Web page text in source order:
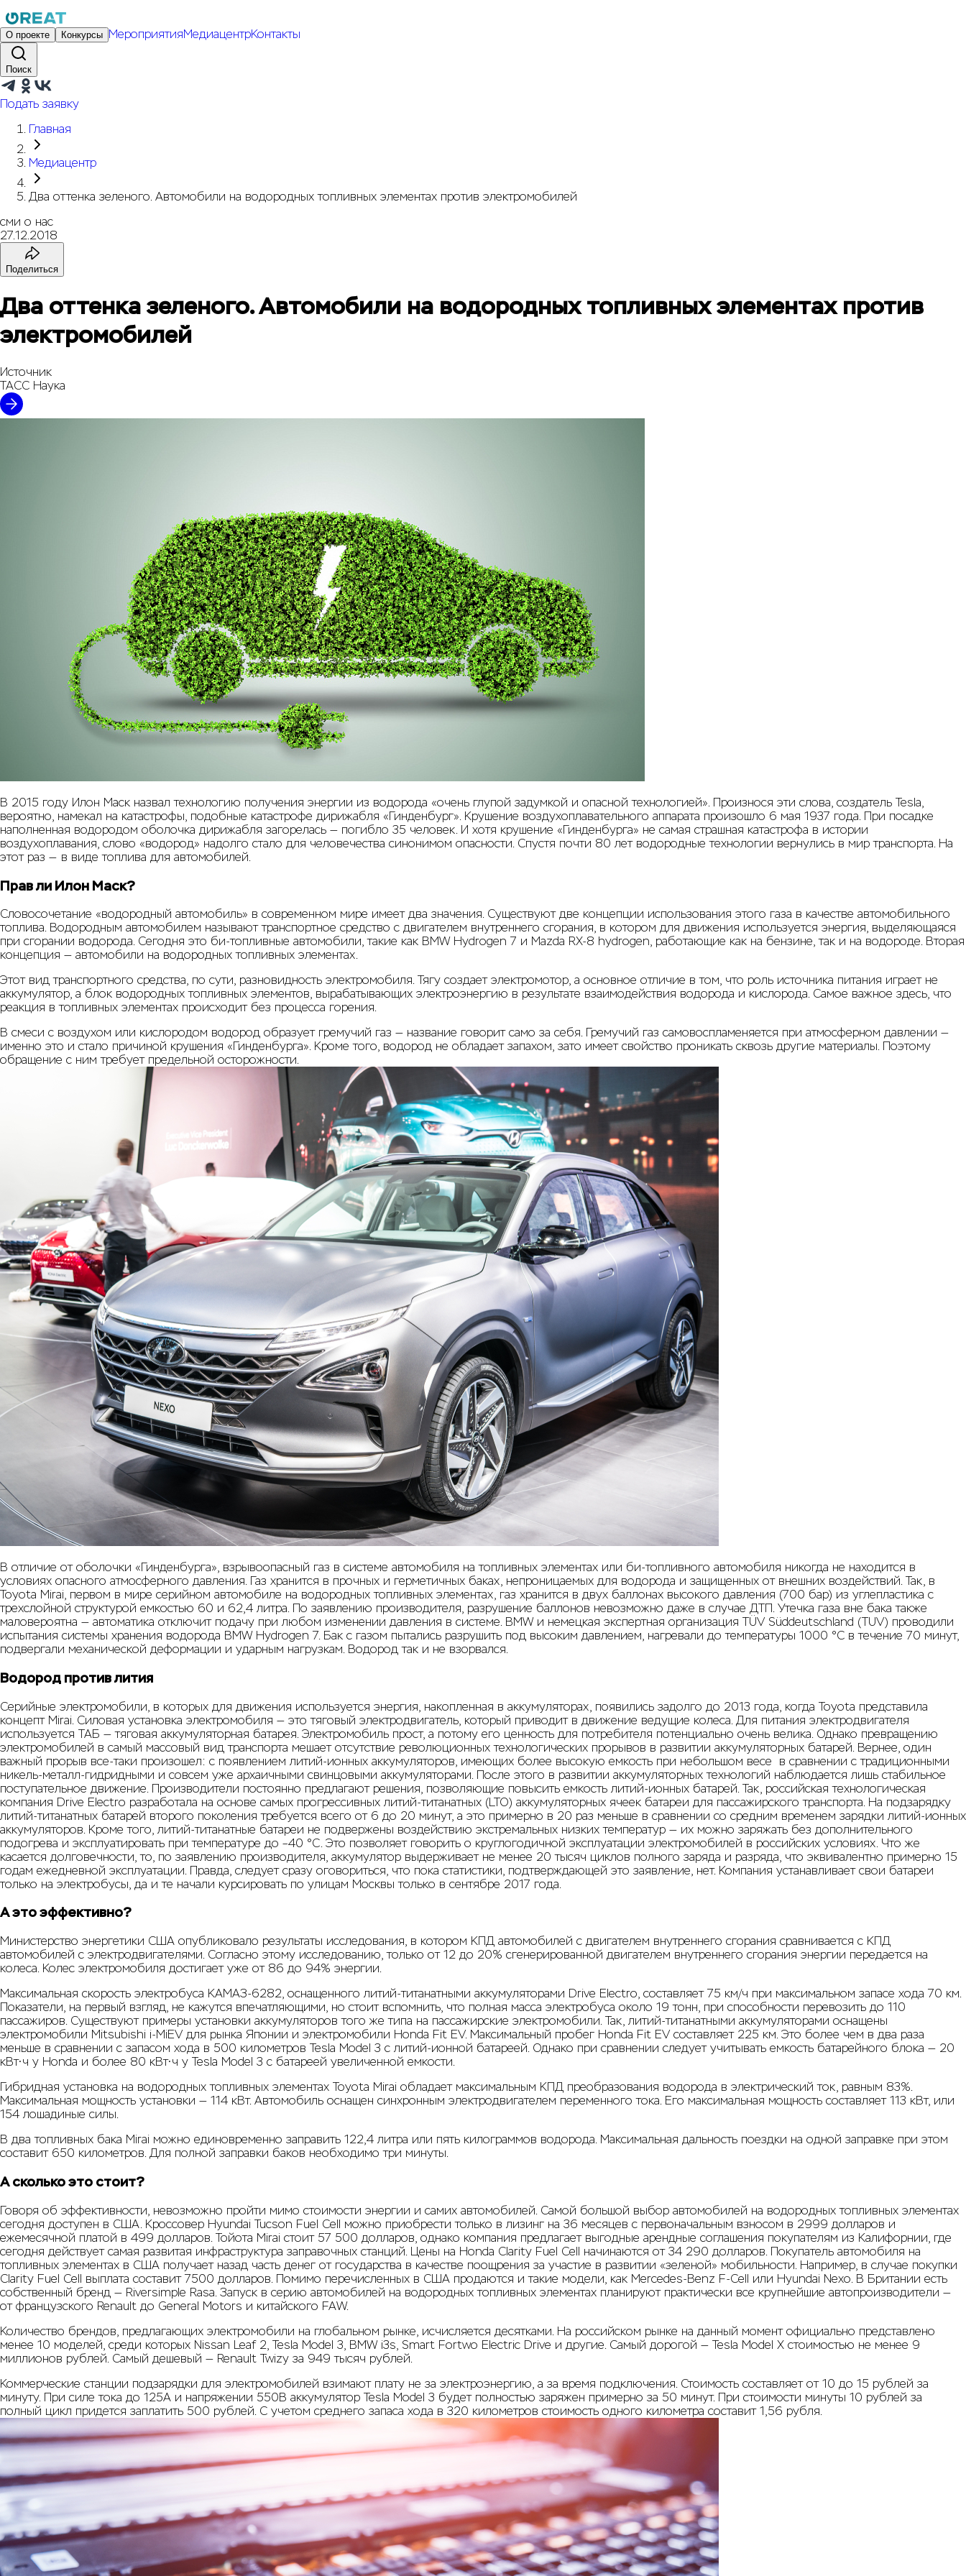
О проекте Конкурсы МероприятияМедиацентрКонтакты
Поиск
Подать заявку
Главная
Медиацентр
Два оттенка зеленого. Автомобили на водородных топливных элементах против электромобилей
сми о нас
27.12.2018
Поделиться
Два оттенка зеленого. Автомобили на водородных топливных элементах против
электромобилей
Источник
ТАСС Наука
В 2015 году Илон Маск назвал технологию получения энергии из водорода «очень глупой задумкой и опасной технологией». Произнося эти слова, создатель Tesla,
вероятно, намекал на катастрофы, подобные катастрофе дирижабля «Гинденбург». Крушение воздухоплавательного аппарата произошло 6 мая 1937 года. При посадке
наполненная водородом оболочка дирижабля загорелась — погибло 35 человек. И хотя крушение «Гинденбурга» не самая страшная катастрофа в истории
воздухоплавания, слово «водород» надолго стало для человечества синонимом опасности. Спустя почти 80 лет водородные технологии вернулись в мир транспорта. На
этот раз — в виде топлива для автомобилей.
Прав ли Илон Маск?
Словосочетание «водородный автомобиль» в современном мире имеет два значения. Существуют две концепции использования этого газа в качестве автомобильного
топлива. Водородным автомобилем называют транспортное средство с двигателем внутреннего сгорания, в котором для движения используется энергия, выделяющаяся
при сгорании водорода. Сегодня это би-топливные автомобили, такие как BMW Hydrogen 7 и Mazda RX-8 hydrogen, работающие как на бензине, так и на водороде. Вторая
концепция — автомобили на водородных топливных элементах.
Этот вид транспортного средства, по сути, разновидность электромобиля. Тягу создает электромотор, а основное отличие в том, что роль источника питания играет не
аккумулятор, а блок водородных топливных элементов, вырабатывающих электроэнергию в результате взаимодействия водорода и кислорода. Самое важное здесь, что
реакция в топливных элементах происходит без процесса горения.
В смеси с воздухом или кислородом водород образует гремучий газ — название говорит само за себя. Гремучий газ самовоспламеняется при атмосферном давлении —
именно это и стало причиной крушения «Гинденбурга». Кроме того, водород не обладает запахом, зато имеет свойство проникать сквозь другие материалы. Поэтому
обращение с ним требует предельной осторожности.
В отличие от оболочки «Гинденбурга», взрывоопасный газ в системе автомобиля на топливных элементах или би-топливного автомобиля никогда не находится в
условиях опасного атмосферного давления. Газ хранится в прочных и герметичных баках, непроницаемых для водорода и защищенных от внешних воздействий. Так, в
Toyota Mirai, первом в мире серийном автомобиле на водородных топливных элементах, газ хранится в двух баллонах высокого давления (700 бар) из углепластика с
трехслойной структурой емкостью 60 и 62,4 литра. По заявлению производителя, разрушение баллонов невозможно даже в случае ДТП. Утечка газа вне бака также
маловероятна — автоматика отключит подачу при любом изменении давления в системе. BMW и немецкая экспертная организация TÜV Süddeutschland (TUV) проводили
испытания системы хранения водорода BMW Hydrogen 7. Бак с газом пытались разрушить под высоким давлением, нагревали до температуры 1000 °C в течение 70 минут,
подвергали механической деформации и ударным нагрузкам. Водород так и не взорвался.
Водород против лития
Серийные электромобили, в которых для движения используется энергия, накопленная в аккумуляторах, появились задолго до 2013 года, когда Toyota представила
концепт Mirai. Силовая установка электромобиля — это тяговый электродвигатель, который приводит в движение ведущие колеса. Для питания электродвигателя
используется ТАБ — тяговая аккумуляторная батарея. Электромобиль прост, а потому его ценность для потребителя потенциально очень велика. Однако превращению
электромобилей в самый массовый вид транспорта мешает отсутствие революционных технологических прорывов в развитии аккумуляторных батарей. Вернее, один
важный прорыв все-таки произошел: с появлением литий-ионных аккумуляторов, имеющих более высокую емкость при небольшом весе в сравнении с традиционными
никель-металл-гидридными и совсем уже архаичными свинцовыми аккумуляторами. После этого в развитии аккумуляторных технологий наблюдается лишь стабильное
поступательное движение. Производители постоянно предлагают решения, позволяющие повысить емкость литий-ионных батарей. Так, российская технологическая
компания Drive Electro разработала на основе самых прогрессивных литий-титанатных (LTO) аккумуляторных ячеек батареи для пассажирского транспорта. На подзарядку
литий-титанатных батарей второго поколения требуется всего от 6 до 20 минут, а это примерно в 20 раз меньше в сравнении со средним временем зарядки литий-ионных
аккумуляторов. Кроме того, литий-титанатные батареи не подвержены воздействию экстремальных низких температур — их можно заряжать без дополнительного
подогрева и эксплуатировать при температуре до –40 °С. Это позволяет говорить о круглогодичной эксплуатации электромобилей в российских условиях. Что же
касается долговечности, то, по заявлению производителя, аккумулятор выдерживает не менее 20 тысяч циклов полного заряда и разряда, что эквивалентно примерно 15
годам ежедневной эксплуатации. Правда, следует сразу оговориться, что пока статистики, подтверждающей это заявление, нет. Компания устанавливает свои батареи
только на электробусы, да и те начали курсировать по улицам Москвы только в сентябре 2017 года.
А это эффективно?
Министерство энергетики США опубликовало результаты исследования, в котором КПД автомобилей с двигателем внутреннего сгорания сравнивается с КПД
автомобилей с электродвигателями. Согласно этому исследованию, только от 12 до 20% сгенерированной двигателем внутреннего сгорания энергии передается на
колеса. Колес электромобиля достигает уже от 86 до 94% энергии.
Максимальная скорость электробуса КАМАЗ-6282, оснащенного литий-титанатными аккумуляторами Drive Electro, составляет 75 км/ч при максимальном запасе хода 70 км.
Показатели, на первый взгляд, не кажутся впечатляющими, но стоит вспомнить, что полная масса электробуса около 19 тонн, при способности перевозить до 110
пассажиров. Существуют примеры установки аккумуляторов того же типа на пассажирские электромобили. Так, литий-титанатными аккумуляторами оснащены
электромобили Mitsubishi i-MiEV для рынка Японии и электромобили Honda Fit EV. Максимальный пробег Honda Fit EV составляет 225 км. Это более чем в два раза
меньше в сравнении с запасом хода в 500 километров Tesla Model 3 с литий-ионной батареей. Однако при сравнении следует учитывать емкость батарейного блока — 20
кВт•ч у Honda и более 80 кВт•ч у Tesla Model 3 с батареей увеличенной емкости.
Гибридная установка на водородных топливных элементах Toyota Mirai обладает максимальным КПД преобразования водорода в электрический ток, равным 83%.
Максимальная мощность установки — 114 кВт. Автомобиль оснащен синхронным электродвигателем переменного тока. Его максимальная мощность составляет 113 кВт, или
154 лошадиные силы.
В два топливных бака Mirai можно единовременно заправить 122,4 литра или пять килограммов водорода. Максимальная дальность поездки на одной заправке при этом
составит 650 километров. Для полной заправки баков необходимо три минуты.
А сколько это стоит?
Говоря об эффективности, невозможно пройти мимо стоимости энергии и самих автомобилей. Самой большой выбор автомобилей на водородных топливных элементах
сегодня доступен в США. Кроссовер Hyundai Tucson Fuel Cell можно приобрести только в лизинг на 36 месяцев с первоначальным взносом в 2999 долларов и
ежемесячной платой в 499 долларов. Тойота Mirai стоит 57 500 долларов, однако компания предлагает выгодные арендные соглашения покупателям из Калифорнии, где
сегодня действует самая развитая инфраструктура заправочных станций. Цены на Honda Clarity Fuel Cell начинаются от 34 290 долларов. Покупатель автомобиля на
топливных элементах в США получает назад часть денег от государства в качестве поощрения за участие в развитии «зеленой» мобильности. Например, в случае покупки
Clarity Fuel Cell выплата составит 7500 долларов. Помимо перечисленных в США продаются и такие модели, как Mercedes-Benz F-Cell или Hyundai Nexo. В Британии есть
собственный бренд — Riversimple Rasa. Запуск в серию автомобилей на водородных топливных элементах планируют практически все крупнейшие автопроизводители —
от французского Renault до General Motors и китайского FAW.
Количество брендов, предлагающих электромобили на глобальном рынке, исчисляется десятками. На российском рынке на данный момент официально представлено
менее 10 моделей, среди которых Nissan Leaf 2, Tesla Model 3, BMW i3s, Smart Fortwo Electric Drive и другие. Самый дорогой — Tesla Model X стоимостью не менее 9
миллионов рублей. Самый дешевый — Renault Twizy за 949 тысяч рублей.
Коммерческие станции подзарядки для электромобилей взимают плату не за электроэнергию, а за время подключения. Стоимость составляет от 10 до 15 рублей за
минуту. При силе тока до 125A и напряжении 550В аккумулятор Tesla Model 3 будет полностью заряжен примерно за 50 минут. При стоимости минуты 10 рублей за
полный цикл придется заплатить 500 рублей. С учетом среднего запаса хода в 320 километров стоимость одного километра составит 1,56 рубля.